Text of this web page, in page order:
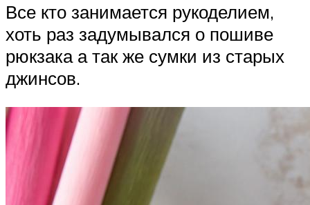
Все кто занимается рукоделием,
хоть раз задумывался о пошиве
рюкзака а так же сумки из старых
джинсов.